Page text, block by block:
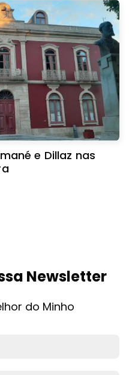
e Dillaz nas
Newsletter
do Minho